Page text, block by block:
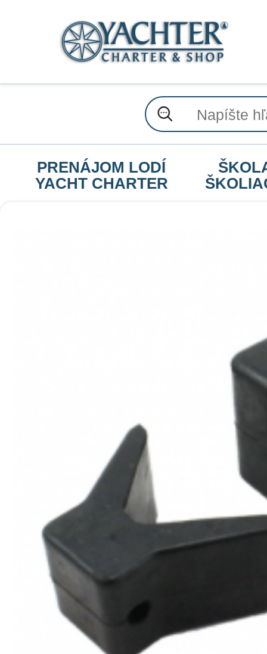
PRENÁJOM LODÍ
YACHT CHARTER